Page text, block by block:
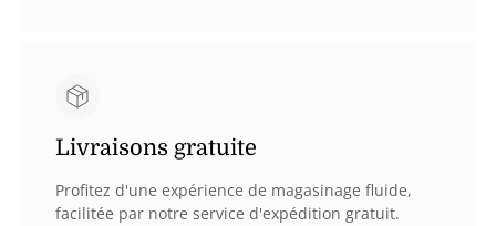
Livraisons gratuite
Profitez d'une expérience de magasinage fluide,
facilitée par notre service d'expédition gratuit.